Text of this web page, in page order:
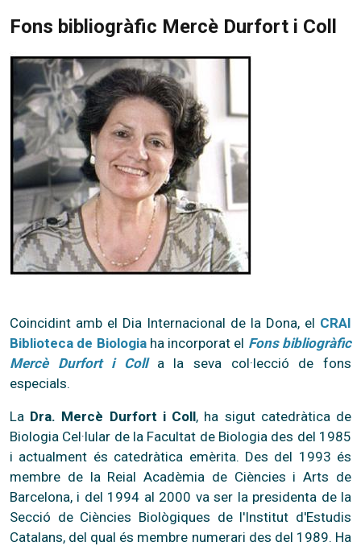
Fons bibliogràfic Mercè Durfort i Coll
Coincidint amb el Dia Internacional de la Dona, el CRAI
Biblioteca de Biologiaha incorporat el Fons bibliogràfic
Mercè Durfort i Colla la seva col·lecció de fons
especials.
La Dra. Mercè Durfort i Coll, ha sigut catedràtica de
Biologia Cel·lular de la Facultat de Biologia des del 1985
i actualment és catedràtica emèrita. Des del 1993 és
membre de la Reial Acadèmia de Ciències i Arts de
Barcelona, i del 1994 al 2000 va ser la presidenta de la
Secció de Ciències Biològiques de l'Institut d'Estudis
Catalans, del qual és membre numerari des del 1989. Ha